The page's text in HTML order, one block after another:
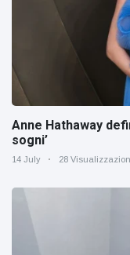
Anne Hathaway
sogni’
14 July 28